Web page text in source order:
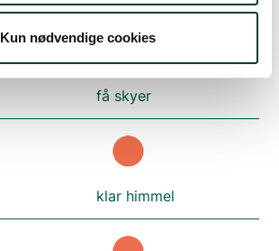
Kun nødvendige cookies
få skyer
klar himmel